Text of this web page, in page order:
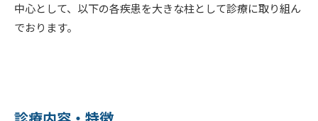
中心として、以下の各疾患を大きな柱として診療に取り組ん
でおります。